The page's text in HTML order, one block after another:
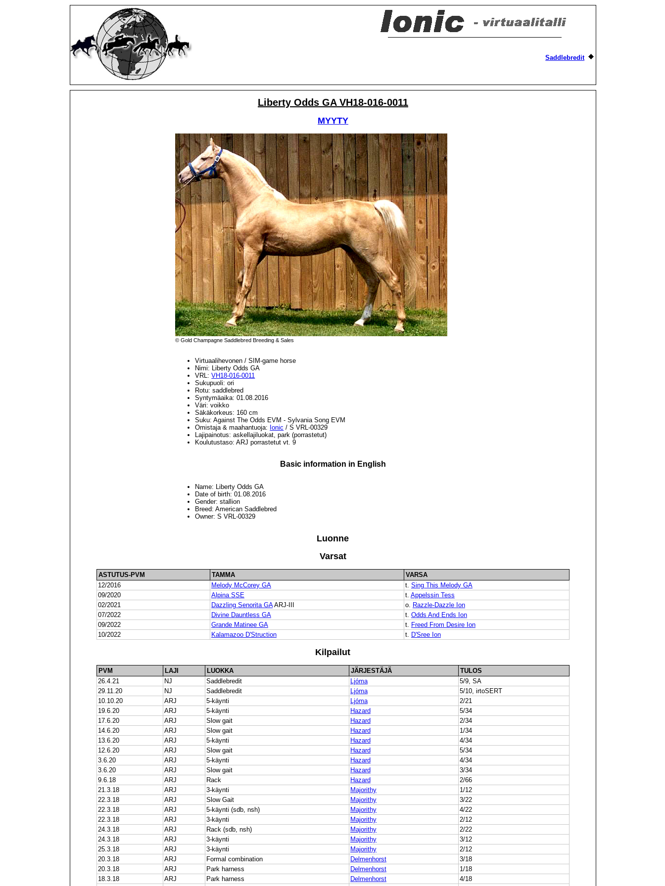
Saddlebredit
Liberty Odds GA VH18-016-0011
MYYTY
© Gold Champagne Saddlebred Breeding & Sales
Virtuaalihevonen / SIM-game horse
Nimi: Liberty Odds GA
VRL:VH18-016-0011
Sukupuoli: ori
Rotu: saddlebred
Syntymäaika: 01.08.2016
Väri: voikko
Säkäkorkeus: 160 cm
Suku: Against The Odds EVM - Sylvania Song EVM
Omistaja & maahantuoja: Ionic / S VRL-00329
Lajipainotus: askellajiluokat, park (porrastetut)
Koulutustaso: ARJ porrastetut vt. 9
Basic information in English
Name: Liberty Odds GA
Date of birth: 01.08.2016
Gender: stallion
Breed: American Saddlebred
Owner: S VRL-00329
Luonne
Varsat
ASTUTUS-PVM TAMMA
VARSA
12/2016
Melody McCorey GA t. Sing This Melody GA
09/2020
Alpina SSE t. Appelssin Tess
02/2021
Dazzling Senorita GAARJ-III o. Razzle-Dazzle Ion
07/2022
Divine Dauntless GA t. Odds And Ends Ion
09/2022
Grande Matinee GA t. Freed From Desire Ion
10/2022
Kalamazoo D'Struction t. D'Sree Ion
Kilpailut
PVM LAJI LUOKKA JÄRJESTÄJÄ
TULOS
26.4.21
NJ Saddlebredit Ljóma
5/9, SA
29.11.20
NJ Saddlebredit Ljóma
5/10, irtoSERT
10.10.20
ARJ 5-käynti Ljóma
2/21
19.6.20
ARJ 5-käynti Hazard
5/34
17.6.20
ARJ Slow gait Hazard
2/34
14.6.20
ARJ Slow gait Hazard
1/34
13.6.20
ARJ 5-käynti Hazard
4/34
12.6.20
ARJ Slow gait Hazard
5/34
3.6.20
ARJ 5-käynti Hazard
4/34
3.6.20
ARJ Slow gait Hazard
3/34
9.6.18
ARJ Rack Hazard
2/66
21.3.18
ARJ 3-käynti Majorithy
1/12
22.3.18
ARJ Slow Gait Majorithy
3/22
22.3.18
ARJ 5-käynti (sdb, nsh) Majorithy
4/22
22.3.18
ARJ 3-käynti Majorithy
2/12
24.3.18
ARJ Rack (sdb, nsh) Majorithy
2/22
24.3.18
ARJ 3-käynti Majorithy
3/12
25.3.18
ARJ 3-käynti Majorithy
2/12
20.3.18
ARJ Formal combination Delmenhorst
3/18
20.3.18
ARJ Park harness Delmenhorst
1/18
18.3.18
ARJ Park harness Delmenhorst
4/18